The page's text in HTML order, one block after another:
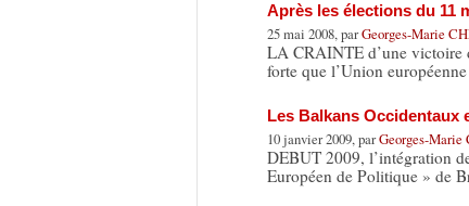
Après les élections du 11
25 mai 2008, parGeorges-Marie
LA CRAINTE d’une victoire
forte que l’Union
Les Balkans Occidentaux
10 janvier 2009, parGeorges-Marie
DEBUT 2009, l’intégration
Européen de Politique » de